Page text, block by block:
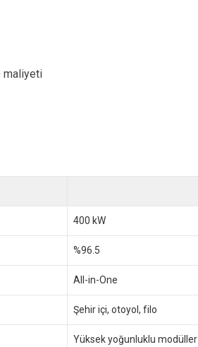
maliyeti
400 kW
%96.5
All-in-One
Şehir içi, otoyol, filo
Yüksek yoğunluklu modüller